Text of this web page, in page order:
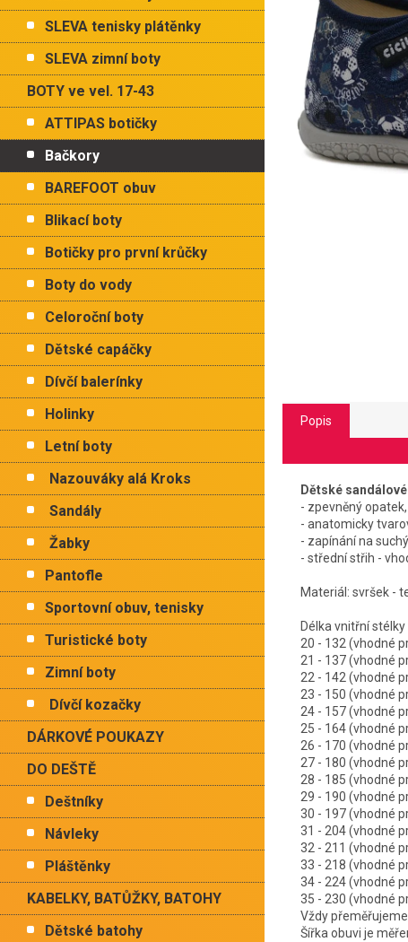
n
l
SLEVA tenisky plátěnky
SLEVA zimní boty
BOTY ve vel. 17-43
ATTIPAS botičky
Bačkory
BAREFOOT obuv
Blikací boty
Botičky pro první krůčky
Boty do vody
Celoroční boty
Dětské capáčky
Dívčí balerínky
Holinky
Letní boty
Nazouváky alá Kroks
Sandály
Žabky
Pantofle
Sportovní obuv, tenisky
Turistické boty
Zimní boty
Dívčí kozačky
DÁRKOVÉ POUKAZY
DO DEŠTĚ
Deštníky
Návleky
Pláštěnky
KABELKY, BATŮŽKY, BATOHY
Dětské batohy
Popis
Dětské
- zpevněný
- anatomicky
- zapínání na
- střední střih -
Materiál: svršek -
Délka vnitřní stélky
20 - 132 (vhodné
21 - 137 (vhodné
22 - 142 (vhodné
23 - 150 (vhodné
24 - 157 (vhodné
25 - 164 (vhodné
26 - 170 (vhodné
27 - 180 (vhodné
28 - 185 (vhodné
29 - 190 (vhodné
30 - 197 (vhodné
31 - 204 (vhodné
32 - 211 (vhodné
33 - 218 (vhodné
34 - 224 (vhodné
35 - 230 (vhodné
Vždy
Šířka obuvi je